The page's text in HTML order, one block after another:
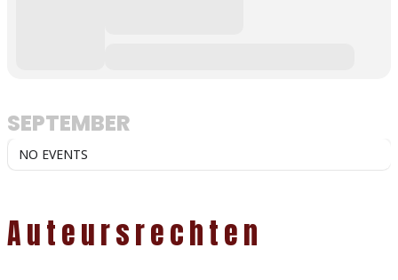
SEPTEMBER
NO EVENTS
Auteursrechten